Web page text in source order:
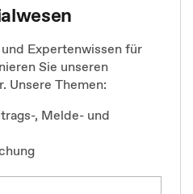
Expertenwissen für
Sie unseren
Unsere Themen:
, Melde- und